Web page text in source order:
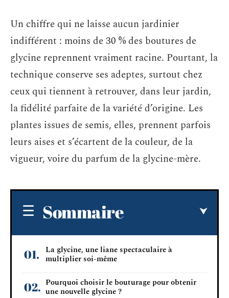
Un chiffre qui ne laisse aucun jardinier
indifférent : moins de 30 % des boutures de
glycine reprennent vraiment racine. Pourtant, la
technique conserve ses adeptes, surtout chez
ceux qui tiennent à retrouver, dans leur jardin,
la fidélité parfaite de la variété d’origine. Les
plantes issues de semis, elles, prennent parfois
leurs aises et s’écartent de la couleur, de la
vigueur, voire du parfum de la glycine-mère.
Sommaire
La glycine, une liane spectaculaire à
multiplier soi-même
Pourquoi choisir le bouturage pour obtenir
une nouvelle glycine ?